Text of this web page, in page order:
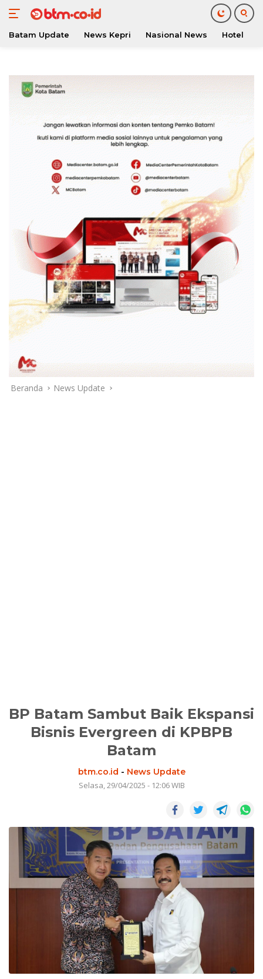
konten
Batam Update News Kepri Nasional News Hotel
Beranda News Update
BP Batam Sambut Baik Ekspansi
Bisnis Evergreen di KPBPB
Batam
btm.co.id - News Update
Selasa, 29/04/2025 - 12:06 WIB